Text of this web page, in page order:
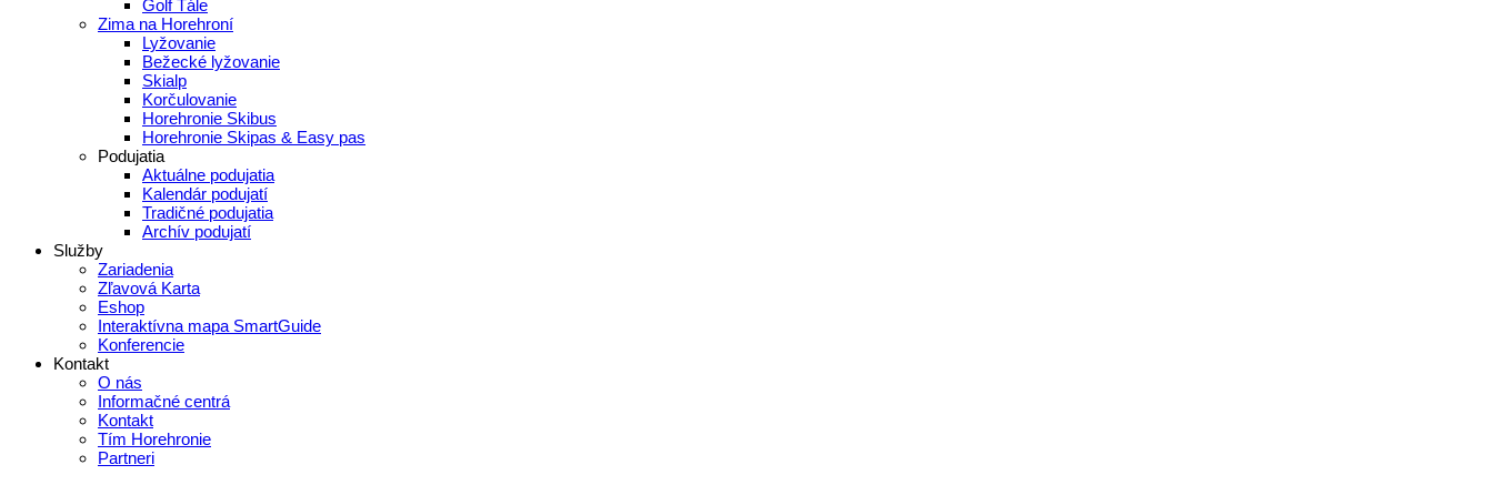
Golf Tále
Zima na Horehroní
Lyžovanie
Bežecké lyžovanie
Skialp
Korčulovanie
Horehronie Skibus
Horehronie Skipas & Easy pas
Podujatia
Aktuálne podujatia
Kalendár podujatí
Tradičné podujatia
Archív podujatí
Služby
Zariadenia
Zľavová Karta
Eshop
Interaktívna mapa SmartGuide
Konferencie
Kontakt
O nás
Informačné centrá
Kontakt
Tím Horehronie
Partneri